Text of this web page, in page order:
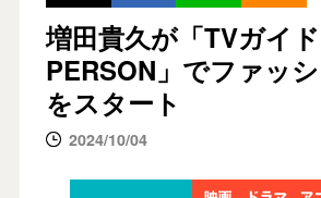
増田貴久が「TVガイド
PERSON」でファッ
をスタート
2024/10/04